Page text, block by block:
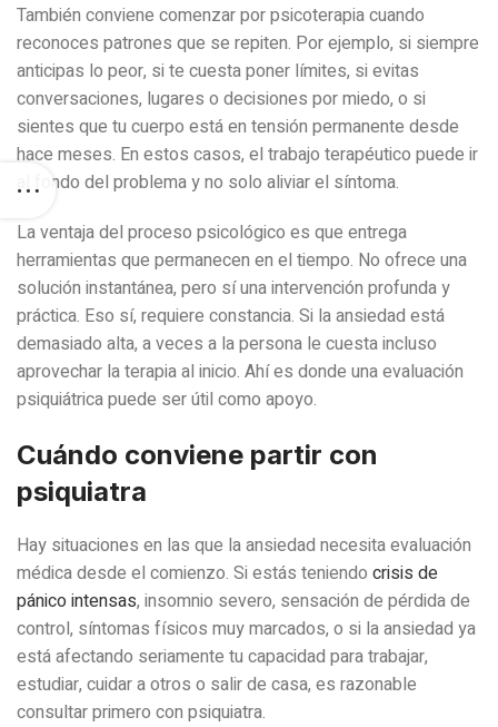
También conviene comenzar por psicoterapia cuando
reconoces patrones que se repiten. Por ejemplo, si siempre
anticipas lo peor, si te cuesta poner límites, si evitas
conversaciones, lugares o decisiones por miedo, o si
sientes que tu cuerpo está en tensión permanente desde
hace meses. En estos casos, el trabajo terapéutico puede ir
al fondo del problema y no solo aliviar el síntoma.
La ventaja del proceso psicológico es que entrega
herramientas que permanecen en el tiempo. No ofrece una
solución instantánea, pero sí una intervención profunda y
práctica. Eso sí, requiere constancia. Si la ansiedad está
demasiado alta, a veces a la persona le cuesta incluso
aprovechar la terapia al inicio. Ahí es donde una evaluación
psiquiátrica puede ser útil como apoyo.
Cuándo conviene partir con
psiquiatra
Hay situaciones en las que la ansiedad necesita evaluación
médica desde el comienzo. Si estás teniendo crisis de
pánico intensas, insomnio severo, sensación de pérdida de
control, síntomas físicos muy marcados, o si la ansiedad ya
está afectando seriamente tu capacidad para trabajar,
estudiar, cuidar a otros o salir de casa, es razonable
consultar primero con psiquiatra.